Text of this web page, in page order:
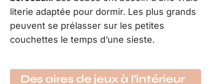
literie adaptée pour dormir. Les plus grands
peuvent se prélasser sur les petites
couchettes le temps d’une sieste.
Des aires de jeux à l’intérieur